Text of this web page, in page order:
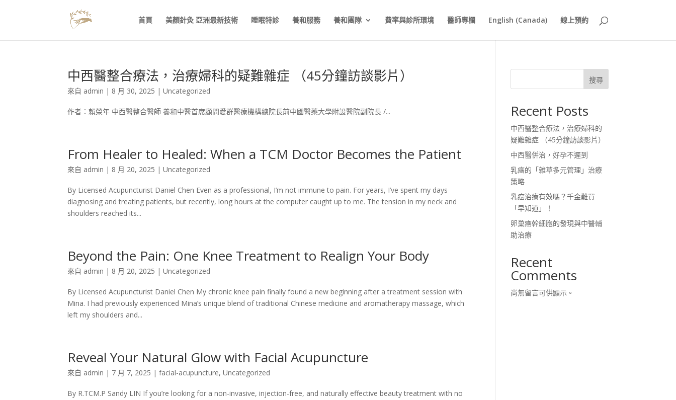
首頁 美顏針灸 亞洲最新技術 睡眠特診 養和服務 養和團隊 費率與診所環境 醫師專欄 English (Canada) 線上預約
中西醫整合療法，治療婦科的疑難雜症 （45分鐘訪談影片）
來自 admin | 8 月 30, 2025 |Uncategorized
作者：賴榮年 中西醫整合醫師 養和中醫首席顧問愛群醫療機構總院長前中國醫藥大學附設醫院副院長 /...
From Healer to Healed: When a TCM Doctor Becomes the Patient
來自 admin | 8 月 20, 2025 |Uncategorized
By Licensed Acupuncturist Daniel Chen Even as a professional, I’m not immune to pain. For years, I’ve spent my days
diagnosing and treating patients, but recently, long hours at the computer caught up to me. The tension in my neck and
shoulders reached its...
Beyond the Pain: One Knee Treatment to Realign Your Body
來自 admin | 8 月 20, 2025 |Uncategorized
By Licensed Acupuncturist Daniel Chen My chronic knee pain finally found a new beginning after a treatment session with
Mina. I had previously experienced Mina’s unique blend of traditional Chinese medicine and aromatherapy massage, which
left my shoulders and...
Reveal Your Natural Glow with Facial Acupuncture
來自 admin | 7 月 7, 2025 |facial-acupuncture,Uncategorized
By R.TCM.P Sandy LIN If you’re looking for a non-invasive, injection-free, and naturally effective beauty treatment with no
搜尋
Recent Posts
中西醫整合療法，治療婦科的
疑難雜症 （45分鐘訪談影片）
中西醫併治，好孕不遲到
乳癌的「雜草多元管理」治療
策略
乳癌治療有效嗎？千金難買
「早知道」！
卵巢癌幹細胞的發現與中醫輔
助治療
Recent
Comments
尚無留言可供顯示。